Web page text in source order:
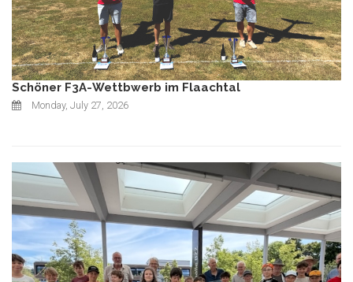
Schöner F3A-Wettbwerb im Flaachtal
Monday, July 27, 2026